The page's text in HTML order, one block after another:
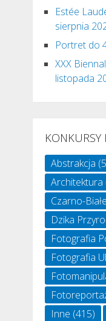
Estée
sierpnia
Portret do
XXX
listopada
KONKURSY
Abstrakcja
Architektura
Czarno-Białe
Dzika
Fotografia
Fotografia
Inne (415)